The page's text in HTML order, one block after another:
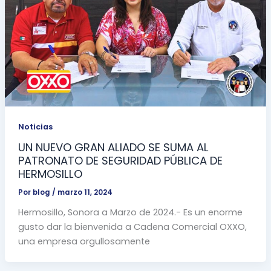
Noticias
UN NUEVO GRAN ALIADO SE SUMA AL
PATRONATO DE SEGURIDAD PÚBLICA DE
HERMOSILLO
Por blog / marzo 11, 2024
Hermosillo, Sonora a Marzo de 2024.- Es un enorme
gusto dar la bienvenida a Cadena Comercial OXXO,
una empresa orgullosamente